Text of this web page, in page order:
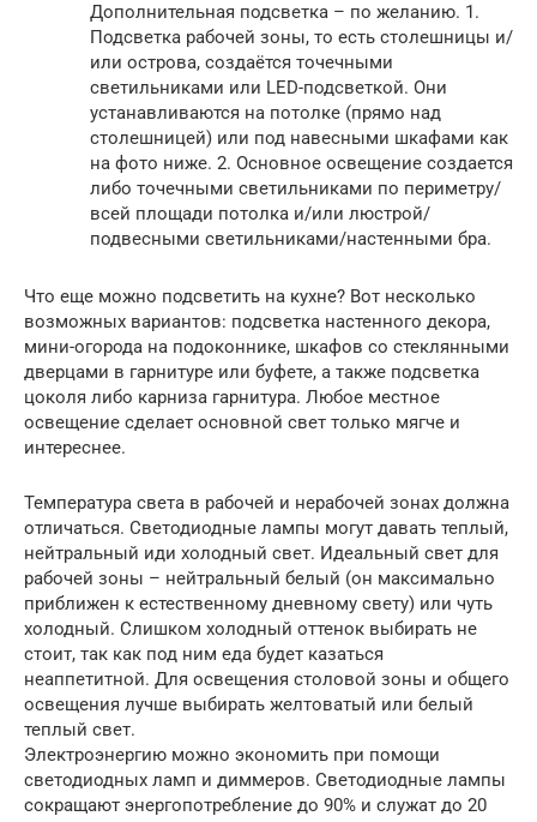
Дополнительная подсветка – по желанию. 1.
Подсветка рабочей зоны, то есть столешницы и/
или острова, создаётся точечными
светильниками или LED-подсветкой. Они
устанавливаются на потолке (прямо над
столешницей) или под навесными шкафами как
на фото ниже. 2. Основное освещение создается
либо точечными светильниками по периметру/
всей площади потолка и/или люстрой/
подвесными светильниками/настенными бра.
Что еще можно подсветить на кухне? Вот несколько
возможных вариантов: подсветка настенного декора,
мини-огорода на подоконнике, шкафов со стеклянными
дверцами в гарнитуре или буфете, а также подсветка
цоколя либо карниза гарнитура. Любое местное
освещение сделает основной свет только мягче и
интереснее.
Температура света в рабочей и нерабочей зонах должна
отличаться. Светодиодные лампы могут давать теплый,
нейтральный иди холодный свет. Идеальный свет для
рабочей зоны – нейтральный белый (он максимально
приближен к естественному дневному свету) или чуть
холодный. Слишком холодный оттенок выбирать не
стоит, так как под ним еда будет казаться
неаппетитной. Для освещения столовой зоны и общего
освещения лучше выбирать желтоватый или белый
теплый свет.
Электроэнергию можно экономить при помощи
светодиодных ламп и диммеров. Светодиодные лампы
сокращают энергопотребление до 90% и служат до 20